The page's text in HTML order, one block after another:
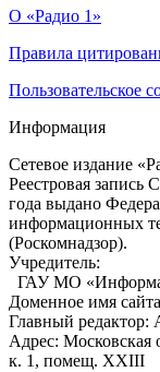
О «Радио 1»
Правила
Пользовательское
Информация
Сетевое издание
Реестровая
года выдано
информационных
(Роскомнадзор).
Учредитель:
ГАУ МО
Доменное имя
Главный редактор:
Адрес: Московская
к. 1, помещ. XXIII